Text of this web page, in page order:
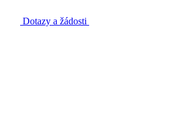
Dotazy a žádosti